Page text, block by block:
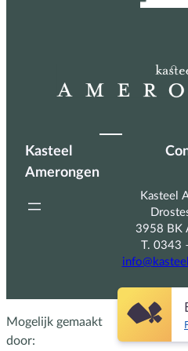
Kasteel
Amerongen
Kasteel
3958 BK
T. 0343
Mogelijk gemaakt
door: